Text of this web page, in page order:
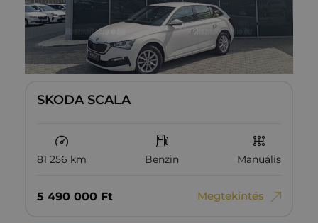
SKODA SCALA
81 256 km Benzin Manuális
5‏‏‎ ‎490‏‏‎ ‎000 Ft Megtekintés